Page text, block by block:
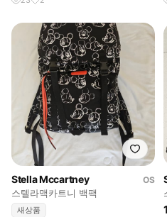
Stella Mccartney
OS
스텔라맥카트니 백팩
새상품